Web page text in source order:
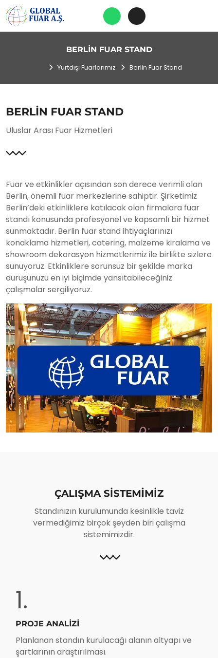
BERLIN FUAR STAND
Yurtdışı Fuarlarımız
Berlin Fuar Stand
BERLIN FUAR STAND
Uluslar Arası Fuar Hizmetleri
Fuar ve etkinlikler açısından son derece verimli olan
Berlin, önemli fuar merkezlerine sahiptir. Şirketimiz
Berlin’deki etkinliklere katılacak olan firmalara fuar
standı konusunda profesyonel ve kapsamlı bir hizmet
sunmaktadır. Berlin fuar stand ihtiyaçlarınızı
konaklama hizmetleri, catering, malzeme kiralama ve
showroom dekorasyon hizmetlerimiz ile birlikte sizlere
sunuyoruz. Etkinliklere sorunsuz bir şekilde marka
duruşunuzu en iyi biçimde yansıtabileceğiniz
çalışmalar sergiliyoruz.
ÇALIŞMA SISTEMIMIZ
Standınızın kurulumunda kesinlikle taviz
vermediğimiz birçok şeyden biri çalışma
sistemimizdir.
1.
PROJE ANALİZİ
Planlanan standın kurulacağı alanın altyapı ve
şartlarının araştırılması.